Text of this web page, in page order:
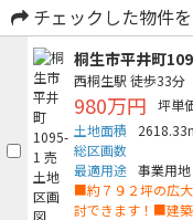
チェックした物件を
桐生市平井町
西桐生駅 徒歩33分
980万円
坪単
土地面積
総区画数
最適用途 事業用地
■約７９２坪の広
討できます！■建